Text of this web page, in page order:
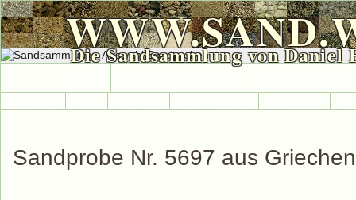
Die Sandsammlung von Daniel
Sandprobe Nr. 5697 aus